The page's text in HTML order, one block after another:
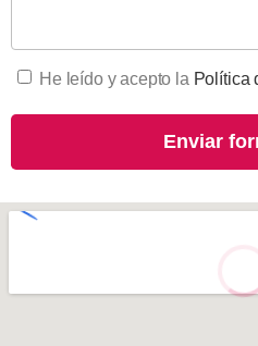
He leído y acepto la Política
Please leave this field empty.